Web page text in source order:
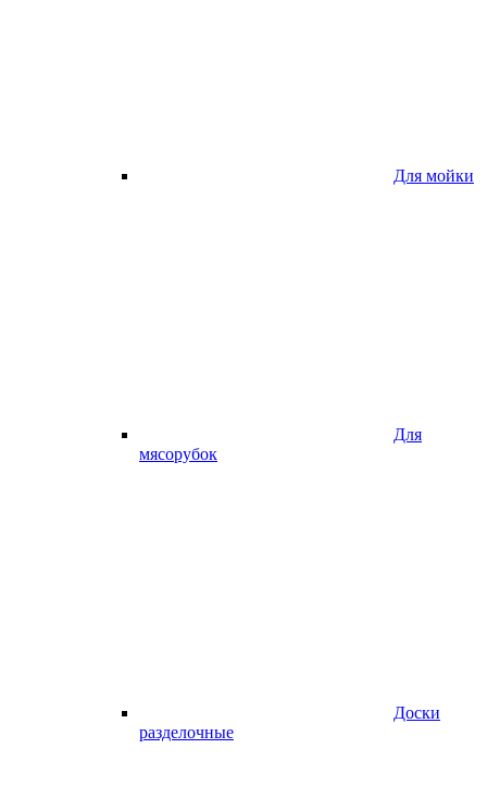
Для мойки
Для
мясорубок
Доски
разделочные